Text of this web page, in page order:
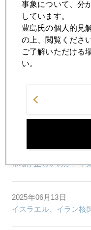
2025年06月20日
利下げ回数より次期
2025年06月19日
2025年06月18日
トランプ氏の目論見、
2025年06月17日
市場が正しいのか、中
2025年06月13日
イスラエル、イラン核
事象について、分
しています。
豊島氏の個人的見
の上、閲覧ください
ご了解いただける
い。